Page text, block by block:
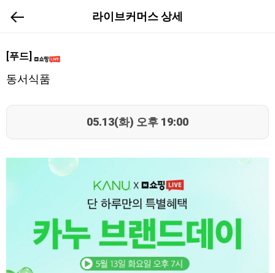
라이브커머스 상세
[푸드]
동서식품
05.13(화) 오후 19:00